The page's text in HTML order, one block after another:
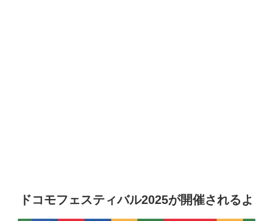
ドコモフェスティバル2025が開催されるよ